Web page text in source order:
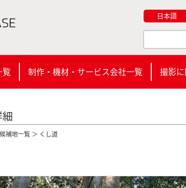
日本語
覧 制作・機材・サービス会社一覧 撮影
補地一覧 ＞ くし道